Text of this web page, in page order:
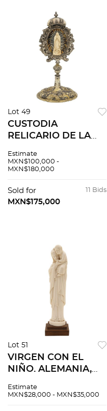
Lot 49
CUSTODIA
RELICARIO DE LA
GUADALUPE.
MÉXICO, SIGLO XVIII.
fundida, labrada,
cincelada y repujada.
Estimate
MXN$100,000 -
MXN$180,000
11 Bids
Sold for
MXN$175,000
Lot 51
VIRGEN CON EL
NIÑO. ALEMANIA,
marfil con base de
Estimate
MXN$28,000 - MXN$35,000